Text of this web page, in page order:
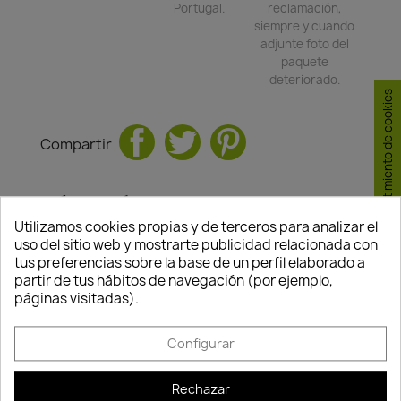
Portugal.
reclamación,
siempre y cuando
adjunte foto del
paquete
deteriorado.
Compartir
00 07 50 21
seg.
-15% favorite_border
00
días
07 50 21
-15% favorite_border
Utilizamos cookies propias y de terceros para analizar el
uso del sitio web y mostrarte publicidad relacionada con
tus preferencias sobre la base de un perfil elaborado a
partir de tus hábitos de navegación (por ejemplo,
páginas visitadas).
Configurar
Rechazar
Consentimiento de cookies